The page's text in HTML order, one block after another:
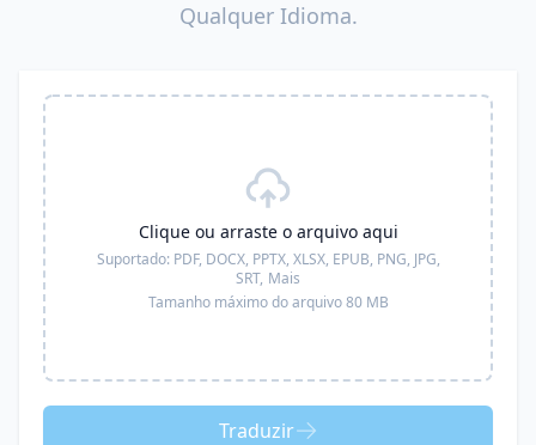
Qualquer Idioma.
Clique ou arraste o arquivo aqui
Suportado: PDF, DOCX, PPTX, XLSX, EPUB, PNG, JPG,
SRT, Mais
Tamanho máximo do arquivo 80 MB
Traduzir